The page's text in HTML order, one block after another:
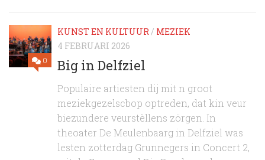
0
KUNST EN KULTUUR / MEZIEK
4 FEBRUARI 2026
Big in Delfziel
Populaire artiesten dij mit n groot
meziekgezelscbop optreden, dat kin veur
biezundere veurstèllens zörgen. In
theoater De Meulenbaarg in Delfziel was
lesten zotterdag Grunnegers in Concert 2,